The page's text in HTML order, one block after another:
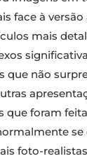
face à
mais
que não
que foram
foto-